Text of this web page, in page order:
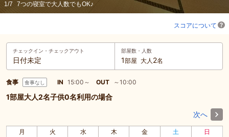
1/7 7つの寝室で大人数でもOK♪
スコアについて
チェックイン・ チェックアウト
日付未定
部屋数・人数
1部屋 大人 2名
食事 食事なし IN 15:00～ OUT ～10:00
1部屋大人2名子供0名利用の場合
次へ
月 火 水 木 金 土 日